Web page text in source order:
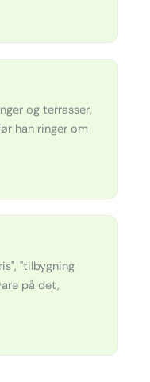
og terrasser,
han ringer om
"tilbygning
på det,